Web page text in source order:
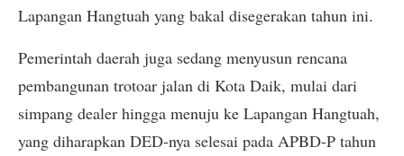
Lapangan Hangtuah yang bakal disegerakan tahun ini.
Pemerintah daerah juga sedang menyusun rencana
pembangunan trotoar jalan di Kota Daik, mulai dari
simpang dealer hingga menuju ke Lapangan Hangtuah,
yang diharapkan DED-nya selesai pada APBD-P tahun